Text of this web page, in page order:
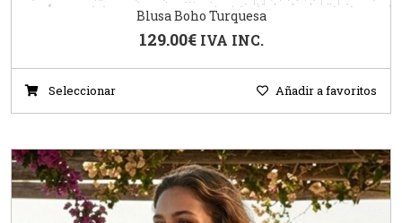
Blusa Boho Turquesa
129.00€ IVA INC.
Seleccionar Añadir a favoritos